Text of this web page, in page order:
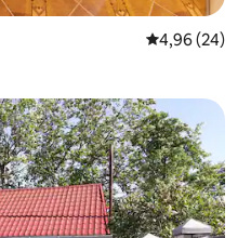
Gemiddelde
4,96 (24)